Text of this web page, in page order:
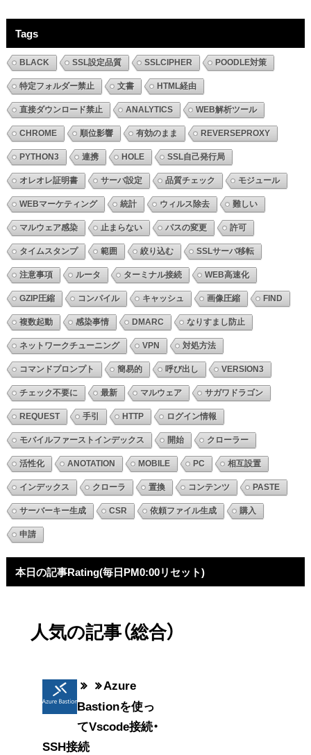
Tags
BLACK SSL設定品質 SSLCIPHER POODLE対策
特定フォルダー禁止 文書 HTML経由
直接ダウンロード禁止 ANALYTICS WEB解析ツール
CHROME 順位影響 有効のまま REVERSEPROXY
PYTHON3 連携 HOLE SSL自己発行局
オレオレ証明書 サーバ設定 品質チェック モジュール
WEBマーケティング 統計 ウィルス除去 難しい
マルウェア感染 止まらない パスの変更 許可
タイムスタンプ 範囲 絞り込む SSLサーバ移転
注意事項 ルータ ターミナル接続 WEB高速化
GZIP圧縮 コンパイル キャッシュ 画像圧縮 FIND
複数起動 感染事情 DMARC なりすまし防止
ネットワークチューニング VPN 対処方法
コマンドプロンプト 簡易的 呼び出し VERSION3
チェック不要に 最新 マルウェア サガワドラゴン
REQUEST 手引 HTTP ログイン情報
モバイルファーストインデックス 開始 クローラー
活性化 ANOTATION MOBILE PC 相互設置
インデックス クローラ 置換 コンテンツ PASTE
サーバーキー生成 CSR 依頼ファイル生成 購入
申請
本日の記事Rating(毎日PM0:00リセット)
人気の記事（総合）
Azure
Bastionを使っ
てVscode接続・
SSH接続